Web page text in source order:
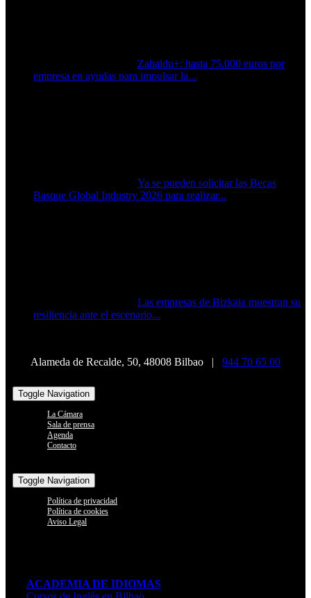
Zabaldu+: hasta 75.000 euros por
empresa en ayudas para impulsar la...
Ya se pueden solicitar las Becas
Basque Global Industry 2026 para realizar...
Las empresas de Bizkaia muestran su
resiliencia ante el escenario...
Alameda de Recalde, 50, 48008 Bilbao | 944 70 65 00
Toggle Navigation
La Cámara
Sala de prensa
Agenda
Contacto
Toggle Navigation
Política de privacidad
Política de cookies
Aviso Legal
ACADEMIA DE IDIOMAS